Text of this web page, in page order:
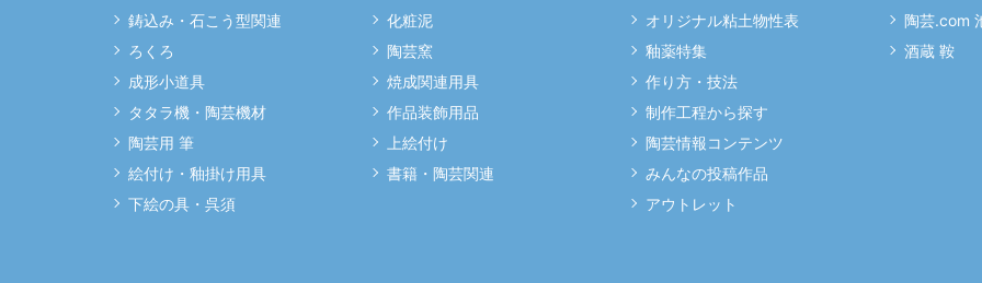
鋳込み・石こう型関連
ろくろ
成形小道具
タタラ機・陶芸機材
陶芸用 筆
絵付け・釉掛け用具
下絵の具・呉須
化粧泥
陶芸窯
焼成関連用具
作品装飾用品
上絵付け
書籍・陶芸関連
オリジナル粘土物性表
釉薬特集
作り方・技法
制作工程から探す
陶芸情報コンテンツ
みんなの投稿作品
アウトレット
陶芸.com
酒蔵 鞍